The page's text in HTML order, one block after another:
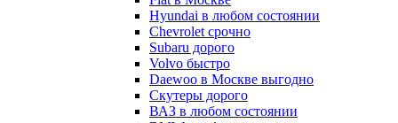
Hyundai в любом состоянии
Chevrolet срочно
Subaru дорого
Volvo быстро
Daewoo в Москве выгодно
Скутеры дорого
ВАЗ в любом состоянии